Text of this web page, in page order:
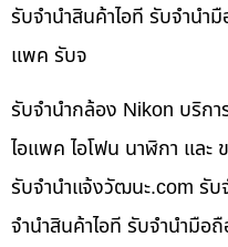
รับจำนำสินค้าไอที รับจำนำ
แพค รับจ
รับจำนำกล้อง Nikon บริก
ไอแพค ไอโฟน นาฬิกา และ
รับจํานําแจ้งวัฒนะ.com รั
จำนำสินค้าไอที รับจำนำมือ